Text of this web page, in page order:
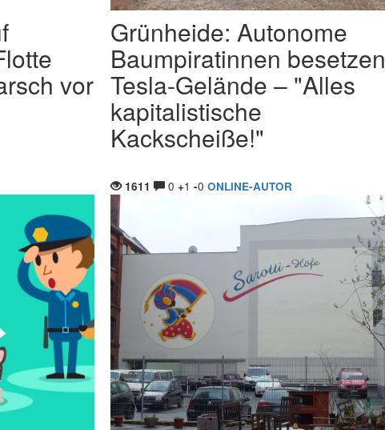
vor
Grünheide: Autonome
Baumpiratinnen besetzen
Tesla-Gelände – "Alles
kapitalistische
Kackscheiße!"
1611 0 +1 -0 ONLINE-AUTOR